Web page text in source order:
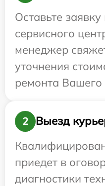
Оставьте заявку
сервисного
менеджер
уточнения
ремонта Вашего
2
Выезд
приедет в
диагностики